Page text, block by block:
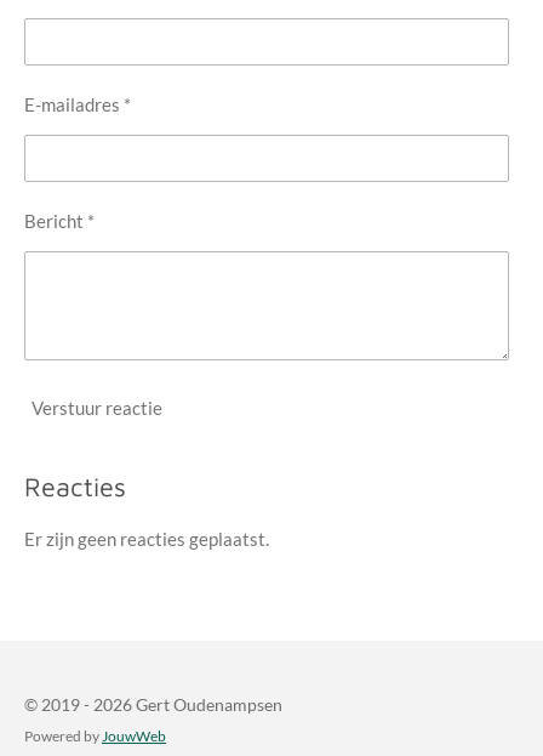
E-mailadres *
Bericht *
Verstuur reactie
Reacties
Er zijn geen reacties geplaatst.
© 2019 - 2026 Gert Oudenampsen
Powered by JouwWeb